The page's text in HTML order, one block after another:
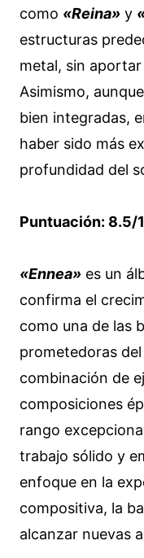
como «Reina» y
estructuras
metal, sin
Asimismo,
bien integradas,
haber sido más
profundidad del
Puntuación: 8.5/
«Ennea» es un
confirma el
como una de las
prometedoras
combinación de
composiciones
rango
trabajo sólido y
enfoque en la
compositiva, la
alcanzar nuevas